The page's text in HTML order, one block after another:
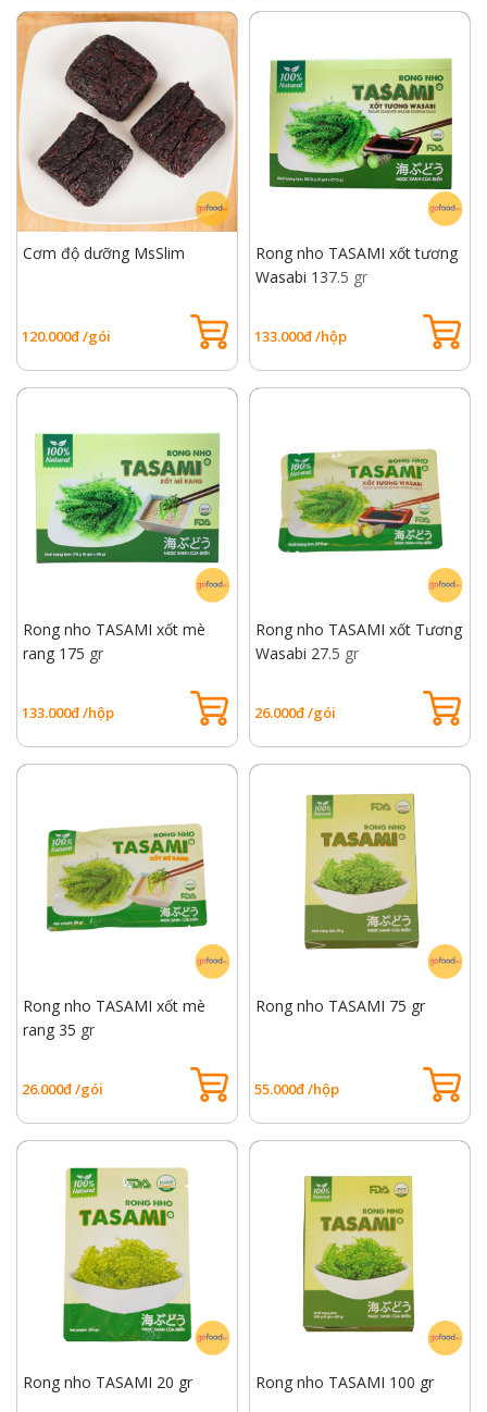
Cơm độ dưỡng MsSlim
120.000đ /gói
Rong nho TASAMI xốt tương
Wasabi 137.5 gr
133.000đ /hộp
Rong nho TASAMI xốt mè
rang 175 gr
133.000đ /hộp
Rong nho TASAMI xốt Tương
Wasabi 27.5 gr
26.000đ /gói
Rong nho TASAMI xốt mè
rang 35 gr
26.000đ /gói
Rong nho TASAMI 75 gr
55.000đ /hộp
Rong nho TASAMI 20 gr Rong nho TASAMI 100 gr